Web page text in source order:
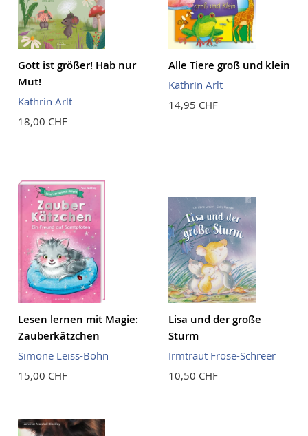
Gott ist größer! Hab nur
Mut!
Kathrin Arlt
18,00 CHF
Alle Tiere groß und klein
Kathrin Arlt
14,95 CHF
Lesen lernen mit Magie:
Zauberkätzchen
Simone Leiss-Bohn
15,00 CHF
Lisa und der große
Sturm
Irmtraut Fröse-Schreer
10,50 CHF